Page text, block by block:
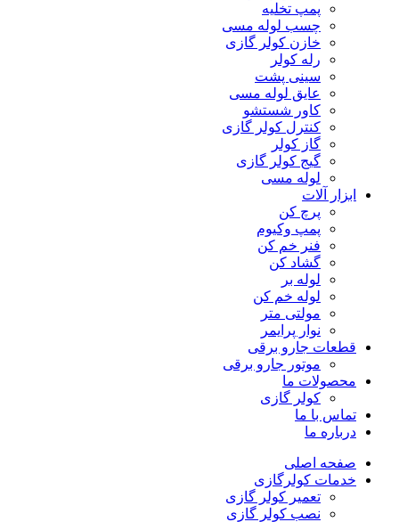
پمپ تخلیه
چسب لوله مسی
خازن کولر گازی
رله کولر
سینی پشت
عایق لوله مسی
کاور شستشو
کنترل کولر گازی
گاز کولر
گیج کولر گازی
لوله مسی
ابزار آلات
پرچ کن
پمپ وکیوم
فنر خم کن
گشاد کن
لوله بر
لوله خم کن
مولتی متر
نوار پرایمر
قطعات جارو برقی
موتور جارو برقی
محصولات ما
کولر گازی
تماس با ما
درباره ما
صفحه اصلی
خدمات کولرگازی
تعمیر کولر گازی
نصب کولر گازی